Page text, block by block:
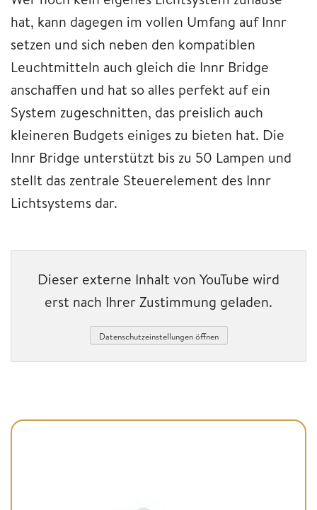
hat, kann dagegen im vollen Umfang auf Innr
setzen und sich neben den kompatiblen
Leuchtmitteln auch gleich die Innr Bridge
anschaffen und hat so alles perfekt auf ein
System zugeschnitten, das preislich auch
kleineren Budgets einiges zu bieten hat. Die
Innr Bridge unterstützt bis zu 50 Lampen und
stellt das zentrale Steuerelement des Innr
Lichtsystems dar.
Dieser externe Inhalt von YouTube wird
erst nach Ihrer Zustimmung geladen.
Datenschutzeinstellungen öffnen